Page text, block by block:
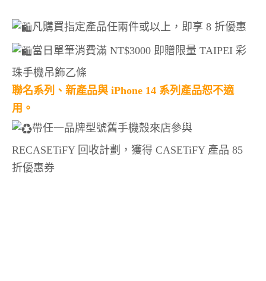
凡購買指定產品任兩件或以上，即享 8 折優惠
當日單筆消費滿 NT$3000 即贈限量 TAIPEI 彩
珠手機吊飾乙條
聯名系列、新產品與 iPhone 14 系列產品恕不適
用。
帶任一品牌型號舊手機殼來店參與
RECASETiFY 回收計劃，獲得 CASETiFY 產品 85
折優惠券